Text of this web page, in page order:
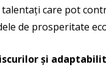
care pot
de prosperitate
și